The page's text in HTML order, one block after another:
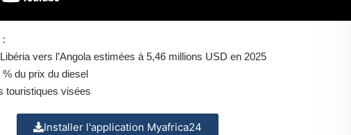
:
vers l’Angola estimées à 5,46 millions USD en 2025
du prix du diesel
touristiques visées
Installer l'application Myafrica24